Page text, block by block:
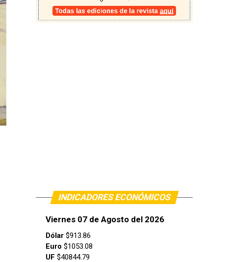
INDICADORES ECONÓMICOS
Viernes 07 de Agosto del 2026
Dólar $913.86
Euro $1053.08
UF $40844.79